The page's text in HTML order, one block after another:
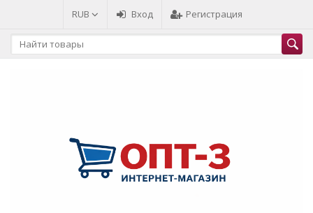
RUB Вход Регистрация